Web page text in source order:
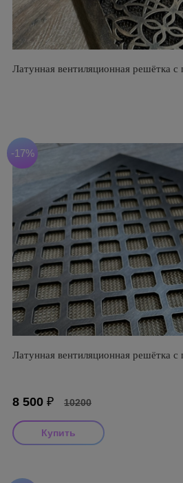
Латунная вентиляционная решётка
-17%
Латунная вентиляционная решётка
8 500 ₽ 10200